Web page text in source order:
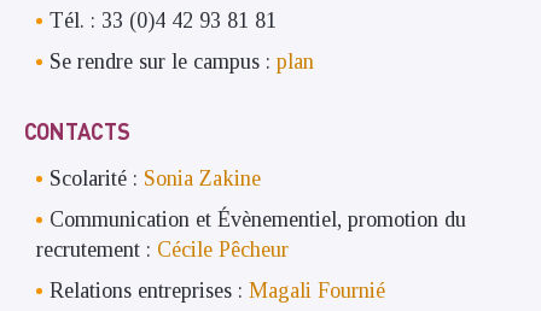
Tél. : 33 (0)4 42 93 81 81
Se rendre sur le campus : plan
CONTACTS
Scolarité : Sonia Zakine
Communication et Évènementiel, promotion du
recrutement : Cécile Pêcheur
Relations entreprises : Magali Fournié